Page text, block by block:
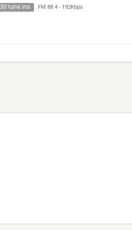
30 tune ins FM 88.4- 192Kbps